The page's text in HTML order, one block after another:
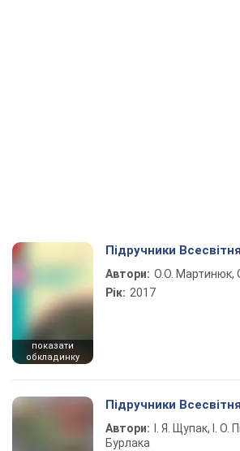
показати
обкладинку
Підручники
Автори: О.О. Мартинюк,
Рік: 2017
Підручники
Автори:
І. Я. Щупак, І. О.
Бурлака